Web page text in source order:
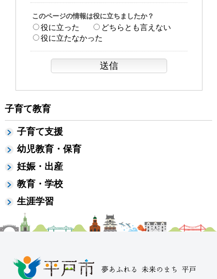
子育て教育
子育て支援
幼児教育・保育
妊娠・出産
教育・学校
生涯学習
このページの情報は役に立ちましたか？
役に立った
どちらとも言えない
役に立たなかった